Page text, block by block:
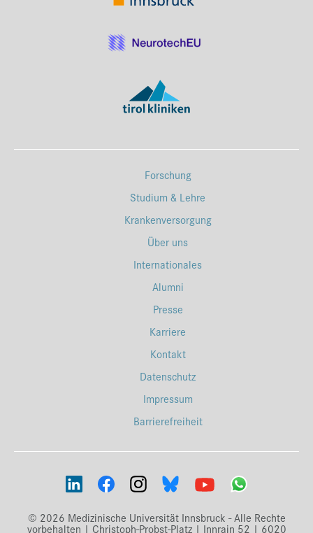
Forschung
Studium & Lehre
Krankenversorgung
Über uns
Internationales
Alumni
Presse
Karriere
Kontakt
Datenschutz
Impressum
Barrierefreiheit
© 2026 Medizinische Universität Innsbruck - Alle Rechte
vorbehalten | Christoph-Probst-Platz | Innrain 52 | 6020